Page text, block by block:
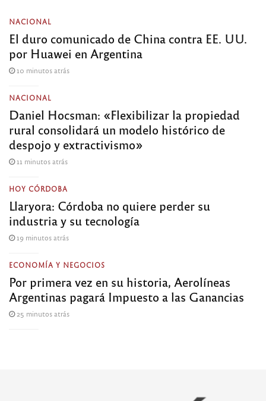
NACIONAL
El duro comunicado de China contra EE. UU.
por Huawei en Argentina
10 minutos atrás
NACIONAL
Daniel Hocsman: «Flexibilizar la propiedad
rural consolidará un modelo histórico de
despojo y extractivismo»
11 minutos atrás
HOY CÓRDOBA
Llaryora: Córdoba no quiere perder su
industria y su tecnología
19 minutos atrás
ECONOMÍA Y NEGOCIOS
Por primera vez en su historia, Aerolíneas
Argentinas pagará Impuesto a las Ganancias
25 minutos atrás